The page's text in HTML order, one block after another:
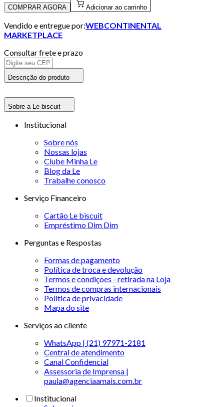
COMPRAR AGORA Adicionar ao carrinho
Vendido e entregue por:WEBCONTINENTAL
MARKETPLACE
Consultar frete e prazo
Descrição do produto
Sobre a Le biscuit
Institucional
Sobre nós
Nossas lojas
Clube Minha Le
Blog da Le
Trabalhe conosco
Serviço Financeiro
Cartão Le biscuit
Empréstimo Dim Dim
Perguntas e Respostas
Formas de pagamento
Política de troca e devolução
Termos e condições - retirada na Loja
Termos de compras internacionais
Politica de privacidade
Mapa do site
Serviços ao cliente
WhatsApp | (21) 97971-2181
Central de atendimento
Canal Confidencial
Assessoria de Imprensa |
paula@agenciaamais.com.br
Institucional